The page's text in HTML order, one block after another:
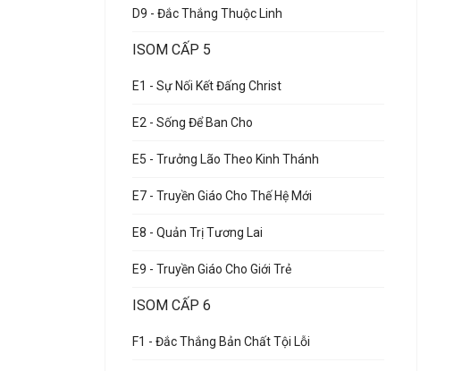
D9 - Đắc Thắng Thuộc Linh
ISOM CẤP 5
E1 - Sự Nối Kết Đấng Christ
E2 - Sống Để Ban Cho
E5 - Trưởng Lão Theo Kinh Thánh
E7 - Truyền Giáo Cho Thế Hệ Mới
E8 - Quản Trị Tương Lai
E9 - Truyền Giáo Cho Giới Trẻ
ISOM CẤP 6
F1 - Đắc Thắng Bản Chất Tội Lỗi